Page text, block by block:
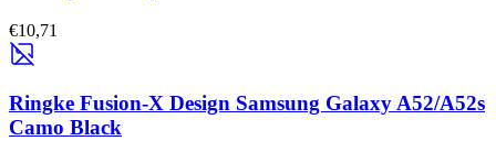
€10,71
Ringke Fusion-X Design Samsung Galaxy A52/A52s
Camo Black